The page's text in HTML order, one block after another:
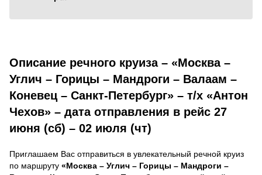
Описание речного круиза – «Москва –
Углич – Горицы – Мандроги – Валаам –
Коневец – Санкт-Петербург» – т/х «Антон
Чехов» – дата отправления в рейс 27
июня (сб) – 02 июля (чт)
Приглашаем Вас отправиться в увлекательный речной круиз
по маршруту «Москва – Углич – Горицы – Мандроги –